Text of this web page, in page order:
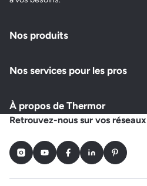
Nos produits
Nos services pour les pros
À propos de Thermor
Retrouvez-nous sur vos réseaux
InstagramYoutubeFacebookLinkedInPinterest